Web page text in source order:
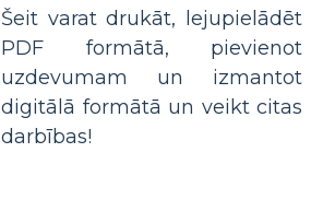
Šeit varat drukāt, lejupielādēt
PDF formātā, pievienot
uzdevumam un izmantot
digitālā formātā un veikt citas
darbības!